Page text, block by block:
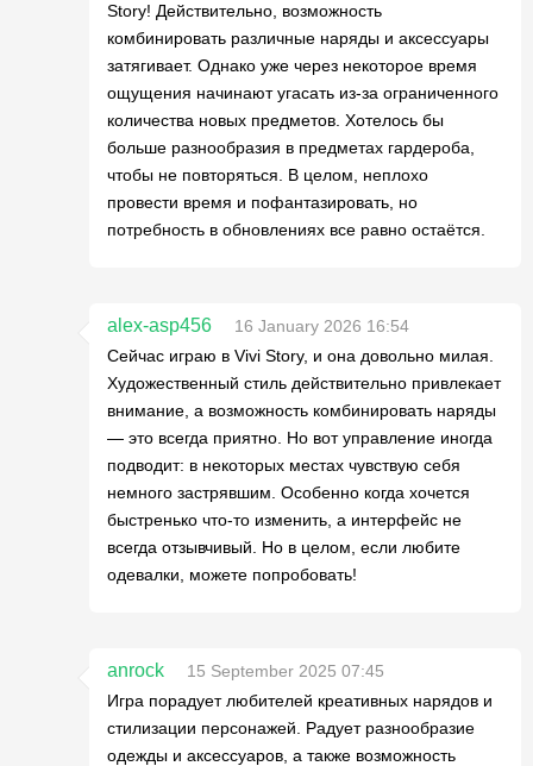
Story! Действительно, возможность
комбинировать различные наряды и аксессуары
затягивает. Однако уже через некоторое время
ощущения начинают угасать из-за ограниченного
количества новых предметов. Хотелось бы
больше разнообразия в предметах гардероба,
чтобы не повторяться. В целом, неплохо
провести время и пофантазировать, но
потребность в обновлениях все равно остаётся.
alex-asp456
16 January 2026 16:54
Сейчас играю в Vivi Story, и она довольно милая.
Художественный стиль действительно привлекает
внимание, а возможность комбинировать наряды
— это всегда приятно. Но вот управление иногда
подводит: в некоторых местах чувствую себя
немного застрявшим. Особенно когда хочется
быстренько что-то изменить, а интерфейс не
всегда отзывчивый. Но в целом, если любите
одевалки, можете попробовать!
anrock
15 September 2025 07:45
Игра порадует любителей креативных нарядов и
стилизации персонажей. Радует разнообразие
одежды и аксессуаров, а также возможность